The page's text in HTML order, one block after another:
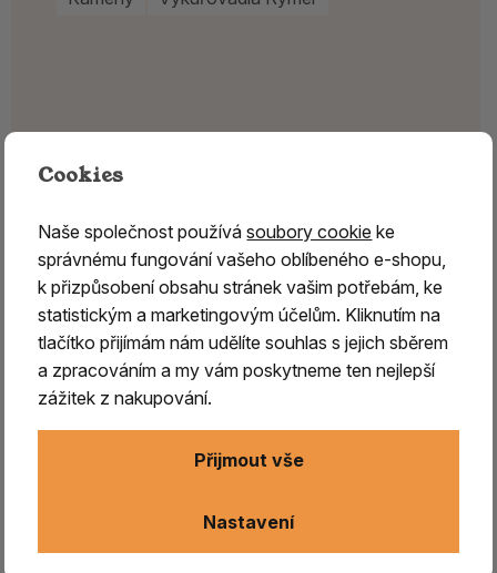
GALENIT surový 3.
Cookies
Naše společnost používásoubory cookie ke
správnému fungování vašeho oblíbeného e-shopu,
k přizpůsobení obsahu stránek vašim potřebám, ke
statistickým a marketingovým účelům. Kliknutím na
tlačítko přijímám nám udělíte souhlas s jejich sběrem
a zpracováním a my vám poskytneme ten nejlepší
zážitek z nakupování.
Nastavení
Přijmout vše